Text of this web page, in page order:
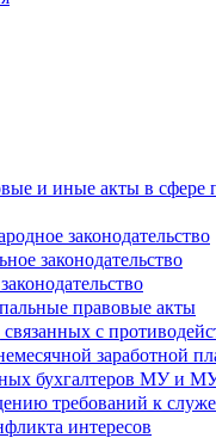
и иные акты в сфере
законодательство
законодательство
правовые акты
с
заработной
бухгалтеров МУ и
требований к
интересов